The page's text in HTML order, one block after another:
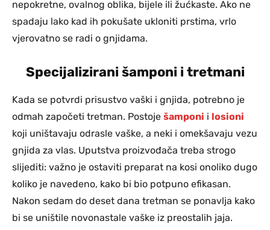
nepokretne, ovalnog oblika, bijele ili žućkaste. Ako ne
spadaju lako kad ih pokušate ukloniti prstima, vrlo
vjerovatno se radi o gnjidama.
Specijalizirani šamponi i tretmani
Kada se potvrdi prisustvo vaški i gnjida, potrebno je
odmah započeti tretman. Postoje šamponi i losioni
koji uništavaju odrasle vaške, a neki i omekšavaju vezu
gnjida za vlas. Uputstva proizvođača treba strogo
slijediti: važno je ostaviti preparat na kosi onoliko dugo
koliko je navedeno, kako bi bio potpuno efikasan.
Nakon sedam do deset dana tretman se ponavlja kako
bi se uništile novonastale vaške iz preostalih jaja.